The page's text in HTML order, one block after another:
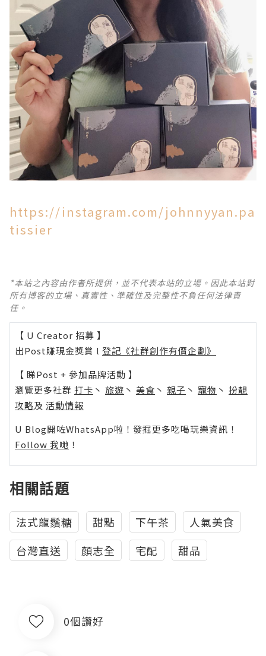
https://instagram.com/johnnyyan.pa
tissier
*本站之內容由作者所提供，並不代表本站的立場。因此本站對
所有博客的立場、真實性、準確性及完整性不負任何法律責
任。
【 U Creator 招募 】
出Post賺現金獎賞 l 登記《社群創作有價企劃》
【 睇Post + 參加品牌活動 】
瀏覽更多社群 打卡 丶 旅遊 丶 美食 丶 親子 丶 寵物 丶 扮靚
攻略及 活動情報
U Blog開咗WhatsApp啦！發掘更多吃喝玩樂資訊！
Follow 我哋 ！
相關話題
法式龍鬚糖 甜點 下午茶
人氣美食
台灣直送
顏志全 宅配 甜品
0個讚好